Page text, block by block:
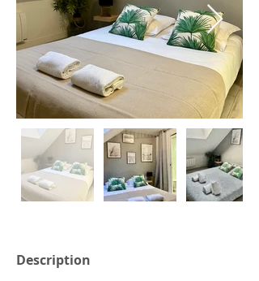
Description